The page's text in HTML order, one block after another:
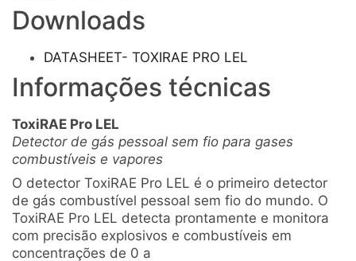
Downloads
DATASHEET- TOXIRAE PRO LEL
Informações técnicas
ToxiRAE Pro LEL
Detector de gás pessoal sem fio para gases
combustíveis e vapores
O detector ToxiRAE Pro LEL é o primeiro detector
de gás combustível pessoal sem fio do mundo. O
ToxiRAE Pro LEL detecta prontamente e monitora
com precisão explosivos e combustíveis em
concentrações de 0 a